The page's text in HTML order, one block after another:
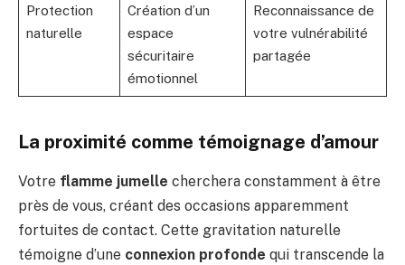
Protection
naturelle
Création d’un
espace
sécuritaire
émotionnel
Reconnaissance de
votre vulnérabilité
partagée
La proximité comme témoignage d’amour
Votre flamme jumelle cherchera constamment à être
près de vous, créant des occasions apparemment
fortuites de contact. Cette gravitation naturelle
témoigne d’une connexion profonde qui transcende la